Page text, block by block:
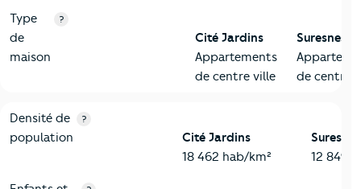
Type
de
maison
?
Cité Jardins
Appartements
de centre ville
Suresnes
de centre
2-Habitants
Critères Cité Jardins
Densité de
population
?
Cité Jardins
18 462 hab/km²
Suresnes
12 849